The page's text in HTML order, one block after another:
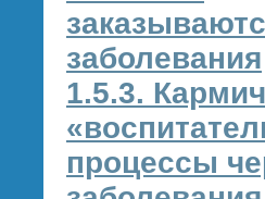
заболевания
1.5.3.
процессы